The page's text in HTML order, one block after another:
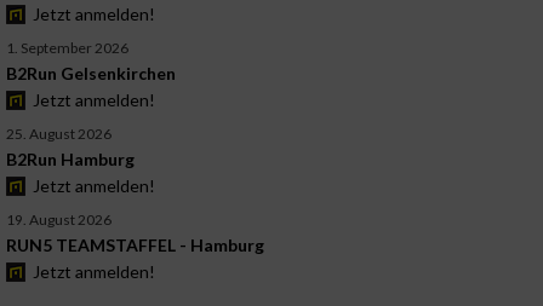
Jetzt anmelden!
1. September 2026
B2Run Gelsenkirchen
Jetzt anmelden!
25. August 2026
B2Run Hamburg
Jetzt anmelden!
19. August 2026
RUN5 TEAMSTAFFEL - Hamburg
Jetzt anmelden!